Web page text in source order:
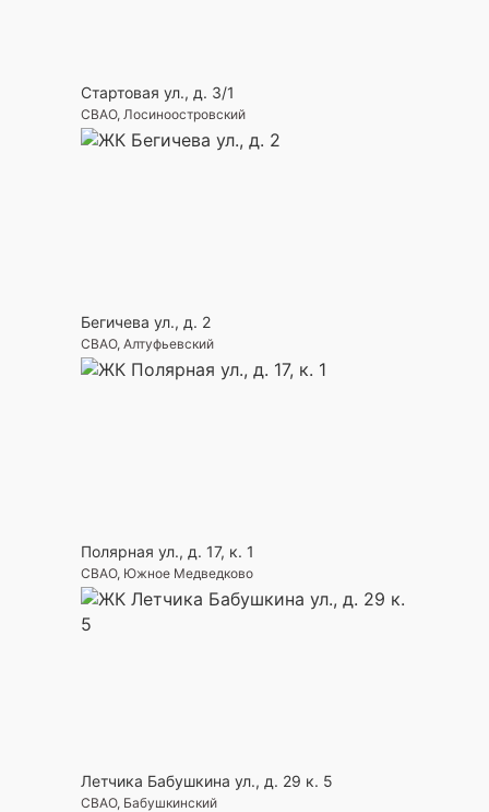
Стартовая ул., д. 3/1
СВАО, Лосиноостровский
Бегичева ул., д. 2
СВАО, Алтуфьевский
Полярная ул., д. 17, к. 1
СВАО, Южное Медведково
Летчика Бабушкина ул., д. 29 к. 5
СВАО, Бабушкинский